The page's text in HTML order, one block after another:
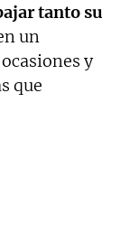
tanto su
un
y
que